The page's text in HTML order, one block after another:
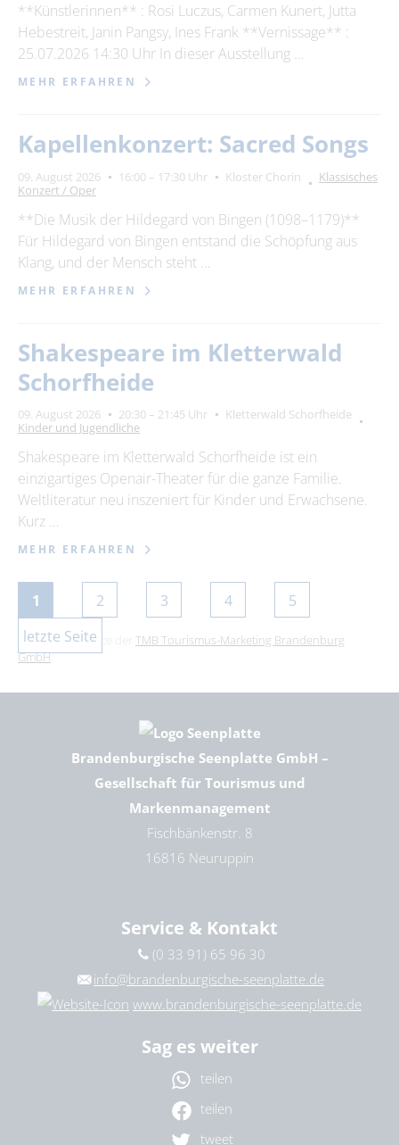
**Künstlerinnen** : Rosi Luczus, Carmen Kunert, Jutta
Hebestreit, Janin Pangsy, Ines Frank **Vernissage** :
25.07.2026 14:30 Uhr In dieser Ausstellung …
MEHR ERFAHREN
Kapellenkonzert: Sacred Songs
09. August 2026 16:00 – 17:30 Uhr Kloster Chorin
Klassisches
Konzert / Oper
**Die Musik der Hildegard von Bingen (1098–1179)**
Für Hildegard von Bingen entstand die Schöpfung aus
Klang, und der Mensch steht …
MEHR ERFAHREN
Shakespeare im Kletterwald
Schorfheide
09. August 2026 20:30 – 21:45 Uhr
Kletterwald Schorfheide
Kinder und Jugendliche
Shakespeare im Kletterwald Schorfheide ist ein
einzigartiges Openair-Theater für die ganze Familie.
Weltliteratur neu inszeniert für Kinder und Erwachsene.
Kurz …
MEHR ERFAHREN
1 2 3 4
5
letzte Seite
Dies ist ein Service der TMB Tourismus-Marketing Brandenburg
GmbH.
Brandenburgische Seenplatte GmbH –
Gesellschaft für Tourismus und
Markenmanagement
Fischbänkenstr. 8
16816 Neuruppin
Service & Kontakt
(0 33 91) 65 96 30
info@brandenburgische-seenplatte.de
www.brandenburgische-seenplatte.de
Sag es weiter
teilen
teilen
tweet